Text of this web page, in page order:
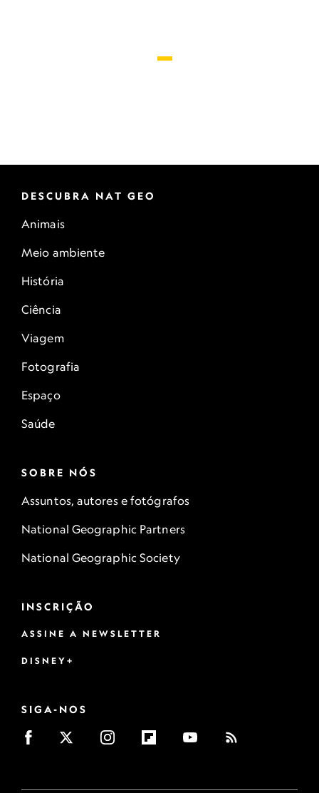
DESCUBRA NAT GEO
Animais
Meio ambiente
História
Ciência
Viagem
Fotografia
Espaço
Saúde
SOBRE NÓS
Assuntos, autores e fotógrafos
National Geographic Partners
National Geographic Society
INSCRIÇÃO
ASSINE A NEWSLETTER
DISNEY+
SIGA-NOS